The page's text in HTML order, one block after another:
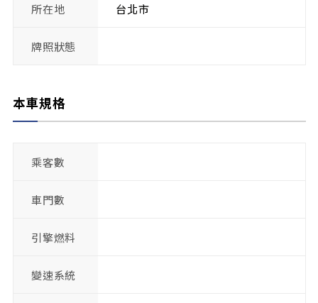
所在地 台北市
牌照狀態
本車規格
乘客數
車門數
引擎燃料
變速系統